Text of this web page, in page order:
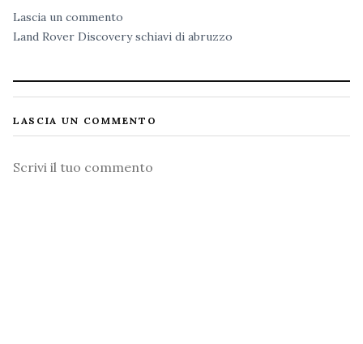
Lascia un commento
Land Rover Discovery schiavi di abruzzo
LASCIA UN COMMENTO
Commento